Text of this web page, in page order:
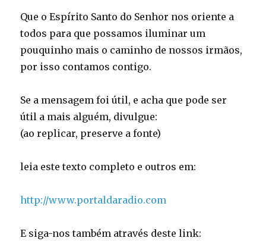
Que o Espírito Santo do Senhor nos oriente a
todos para que possamos iluminar um
pouquinho mais o caminho de nossos irmãos,
por isso contamos contigo.
Se a mensagem foi útil, e acha que pode ser
útil a mais alguém, divulgue:
(ao replicar, preserve a fonte)
leia este texto completo e outros em:
http://www.portaldaradio.com
E siga-nos também através deste link: